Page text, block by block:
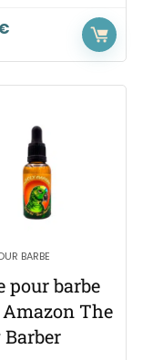
BARBE
pour barbe
The